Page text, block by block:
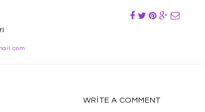
WRITE A COMMENT